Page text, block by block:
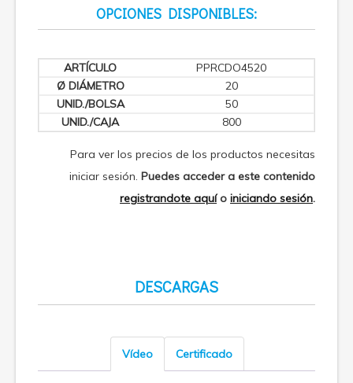
OPCIONES DISPONIBLES:
PPRCDO4520
20
50
800
Para ver los precios de los productos necesitas
iniciar sesión. Puedes acceder a este contenido
registrandote aquío iniciando sesión.
DESCARGAS
Vídeo Certificado